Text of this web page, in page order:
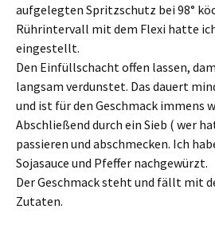
aufgelegten Spritzschutz bei 98°
Rührintervall mit dem Flexi hatte
eingestellt.
Den Einfüllschacht offen lassen,
langsam verdunstet. Das dauert
und ist für den Geschmack immens
Abschließend durch ein Sieb ( wer
passieren und abschmecken. Ich
Sojasauce und Pfeffer nachgewürzt.
Der Geschmack steht und fällt mit
Zutaten.